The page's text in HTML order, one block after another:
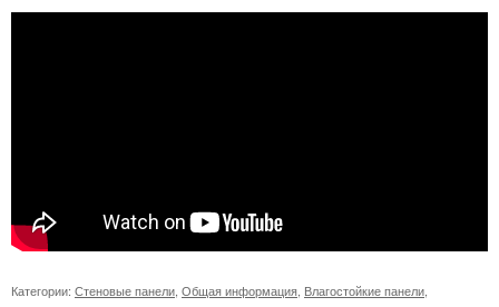
Категории: Стеновые панели Общая информация Влагостойкие панели